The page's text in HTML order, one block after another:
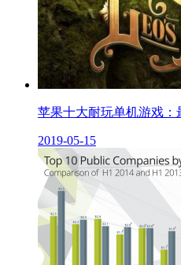
苹果十大耐玩单机游戏
2019-05-15